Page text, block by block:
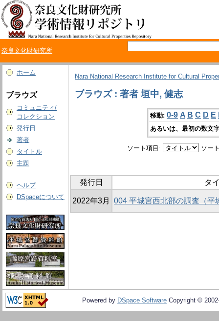
奈良文化財研究所
ホーム
ブラウズ
コミュニティ/
コレクション
発行日
著者
タイトル
主題
ヘルプ
DSpaceについて
Nara National Research Institute for Cultural
ブラウズ : 著者 垣中, 健志
移動: 0-9 A B C D E
あるいは、最初の数文
ソート項目: ソー
発行日 タ
2022年3月 004 平城宮西北部の調査（平
Powered by DSpace Software Copyright ©